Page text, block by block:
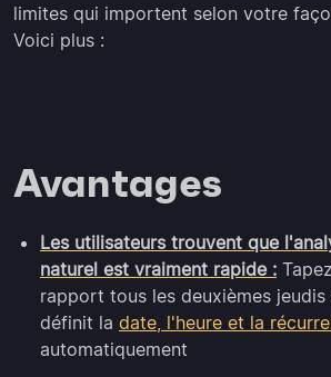
limites qui importent selon votre
Voici plus :
Avantages
Les utilisateurs trouvent que
naturel est vraiment rapide :
rapport tous les deuxièmes
définit la date, l'heure et la
automatiquement